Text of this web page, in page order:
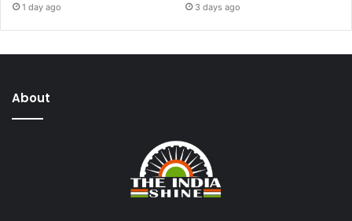
1 day ago 3 days ago
About